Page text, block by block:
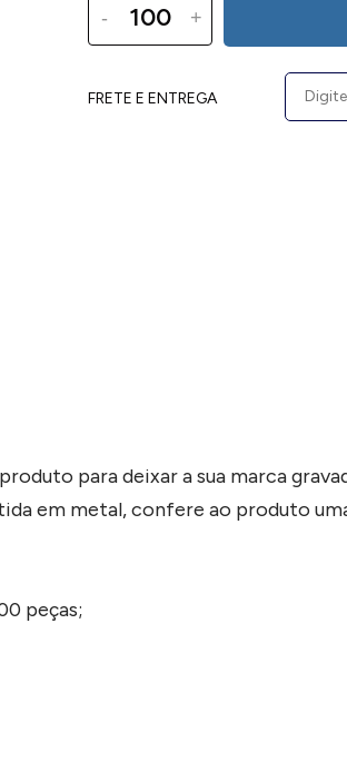
- +
FRETE E ENTREGA
para deixar a sua marca
em metal, confere ao produto
peças;